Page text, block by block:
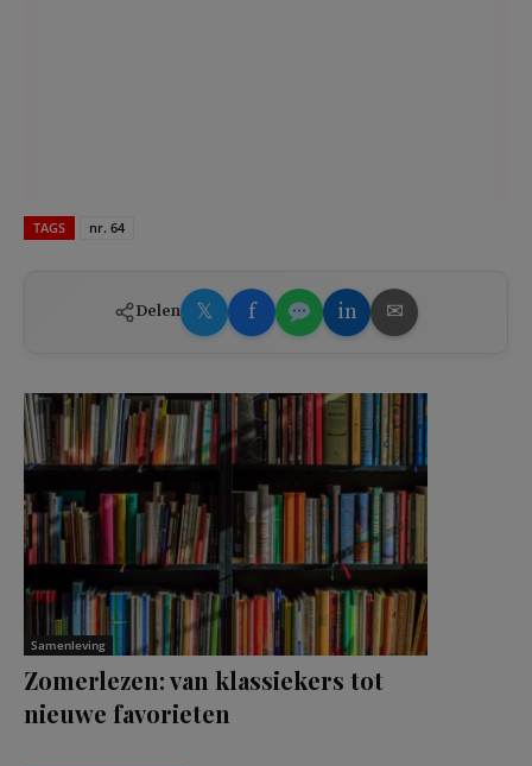
TAGS nr. 64
Delen 𝕏 f in ✉
Samenleving
Zomerlezen: van klassiekers tot
nieuwe favorieten